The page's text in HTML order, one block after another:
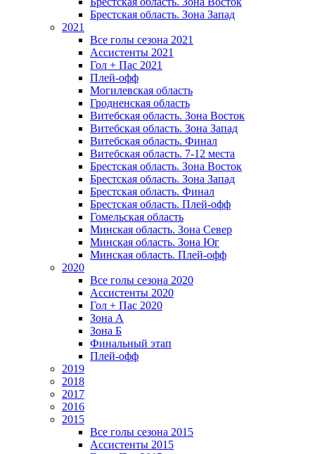
Брестская область. Зона Запад
2021
Все голы сезона 2021
Ассистенты 2021
Гол + Пас 2021
Плей-офф
Могилевская область
Гродненская область
Витебская область. Зона Восток
Витебская область. Зона Запад
Витебская область. Финал
Витебская область. 7-12 места
Брестская область. Зона Восток
Брестская область. Зона Запад
Брестская область. Финал
Брестская область. Плей-офф
Гомельская область
Минская область. Зона Север
Минская область. Зона Юг
Минская область. Плей-офф
2020
Все голы сезона 2020
Ассистенты 2020
Гол + Пас 2020
Зона А
Зона Б
Финальный этап
Плей-офф
2019
2018
2017
2016
2015
Все голы сезона 2015
Ассистенты 2015